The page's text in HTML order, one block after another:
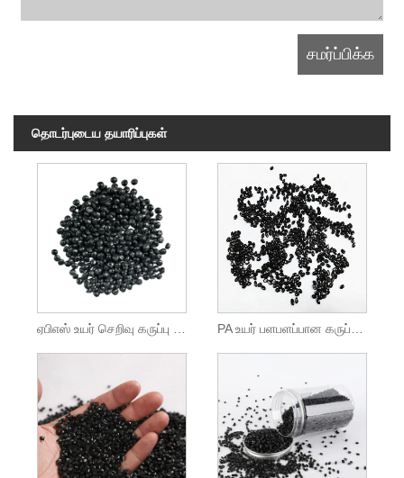
தொடர்புடைய தயாரிப்புகள்